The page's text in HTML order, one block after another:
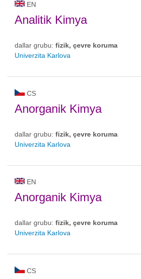
EN
Analitik Kimya
dallar grubu: fizik, çevre koruma
Univerzita Karlova
CS
Anorganik Kimya
dallar grubu: fizik, çevre koruma
Univerzita Karlova
EN
Anorganik Kimya
dallar grubu: fizik, çevre koruma
Univerzita Karlova
CS